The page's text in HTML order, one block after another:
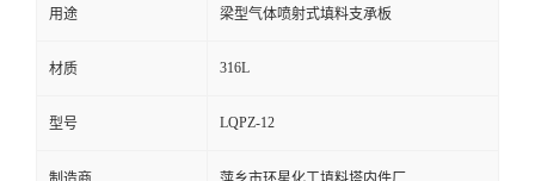
用途 梁型气体喷射式填料支承板
材质 316L
型号 LQPZ-12